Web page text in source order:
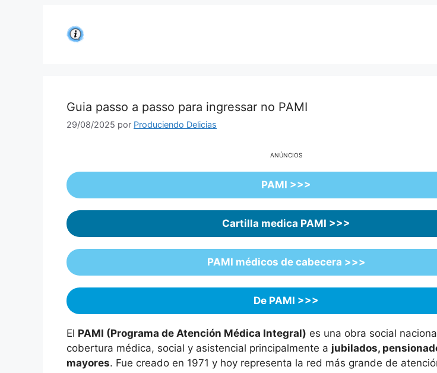
Guia passo a passo para ingressar no PAMI
29/08/2025 por Produciendo Delicias
ANÚNCIOS
PAMI >>>
Cartilla medica PAMI >>>
PAMI médicos de cabecera >>>
De PAMI >>>
El PAMI (Programa de Atención Médica Integral) es una obra social
cobertura médica, social y asistencial principalmente a jubilados,
mayores. Fue creado en 1971 y hoy representa la red más grande de